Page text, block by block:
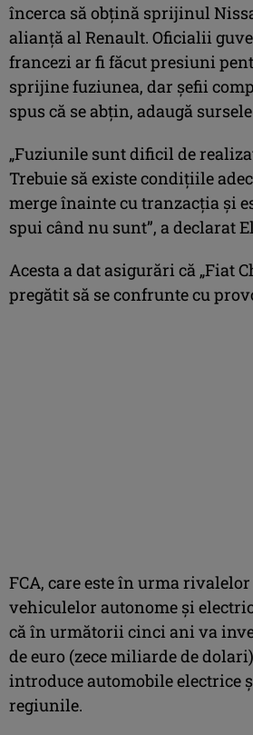
încerca să obţină sprijinul
alianţă al Renault. Oficialii
francezi ar fi făcut presiuni
sprijine fuziunea, dar şefii
spus că se abţin, adaugă
„Fuziunile sunt dificil de
Trebuie să existe condiţiile
merge înainte cu tranzacţia şi
spui când nu sunt”, a declarat
Acesta a dat asigurări că „Fiat
pregătit să se confrunte cu
FCA, care este în urma
vehiculelor autonome şi
că în următorii cinci ani va
de euro (zece miliarde de
introduce automobile electrice
regiunile.